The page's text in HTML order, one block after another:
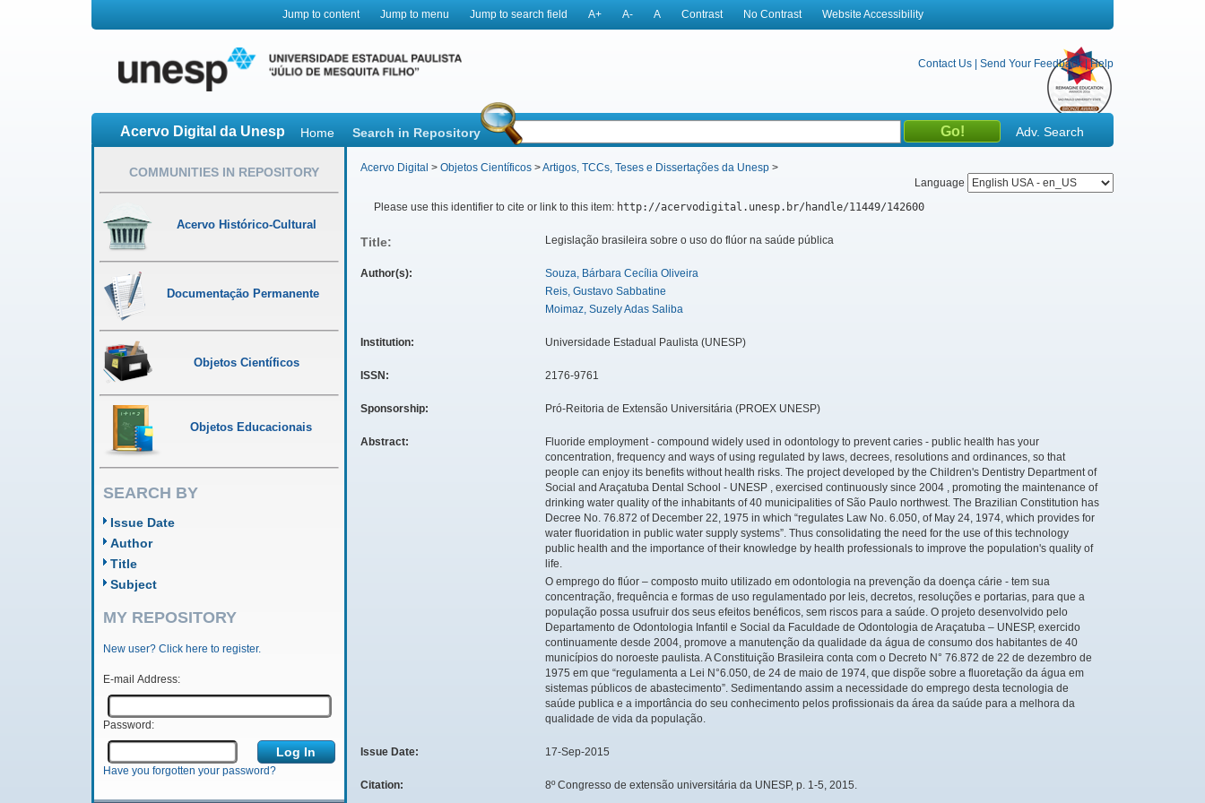
Jump to content Jump to menu Jump to search field A+ A- A Contrast No Contrast Website Accessibility
Contact Us Send Your Feedback |Help
Language
Acervo Digital da Unesp Home Search in Repository Adv. Search
COMMUNITIES IN REPOSITORY
Acervo Histórico-Cultural
Documentação Permanente
Objetos Científicos
Objetos Educacionais
SEARCH BY
Issue Date
Author
Title
Subject
MY REPOSITORY
New user? Click here to register.
E-mail Address:
Password:
Have you forgotten your password?
Acervo Digital > Objetos Científicos >Artigos, TCCs, Teses e Dissertações da Unesp >
Please use this identifier to cite or link to this item: http://acervodigital.unesp.br/handle/11449/142600
Title: Legislação brasileira sobre o uso do flúor na saúde pública
Author(s):
Souza, Bárbara Cecília Oliveira
Reis, Gustavo Sabbatine
Moimaz, Suzely Adas Saliba
Institution: Universidade Estadual Paulista (UNESP)
ISSN: 2176-9761
Sponsorship: Pró-Reitoria de Extensão Universitária (PROEX UNESP)
Abstract:
Fluoride employment - compound widely used in odontology to prevent caries - public health has your
concentration, frequency and ways of using regulated by laws, decrees, resolutions and ordinances, so that
people can enjoy its benefits without health risks. The project developed by the Children's Dentistry Department of
Social and Araçatuba Dental School - UNESP , exercised continuously since 2004 , promoting the maintenance of
drinking water quality of the inhabitants of 40 municipalities of São Paulo northwest. The Brazilian Constitution has
Decree No. 76.872 of December 22, 1975 in which “regulates Law No. 6.050, of May 24, 1974, which provides for
water fluoridation in public water supply systems”. Thus consolidating the need for the use of this technology
public health and the importance of their knowledge by health professionals to improve the population's quality of
life.
O emprego do flúor – composto muito utilizado em odontologia na prevenção da doença cárie - tem sua
concentração, frequência e formas de uso regulamentado por leis, decretos, resoluções e portarias, para que a
população possa usufruir dos seus efeitos benéficos, sem riscos para a saúde. O projeto desenvolvido pelo
Departamento de Odontologia Infantil e Social da Faculdade de Odontologia de Araçatuba – UNESP, exercido
continuamente desde 2004, promove a manutenção da qualidade da água de consumo dos habitantes de 40
municípios do noroeste paulista. A Constituição Brasileira conta com o Decreto N° 76.872 de 22 de dezembro de
1975 em que “regulamenta a Lei N°6.050, de 24 de maio de 1974, que dispõe sobre a fluoretação da água em
sistemas públicos de abastecimento”. Sedimentando assim a necessidade do emprego desta tecnologia de
saúde publica e a importância do seu conhecimento pelos profissionais da área da saúde para a melhora da
qualidade de vida da população.
Issue Date: 17-Sep-2015
Citation: 8º Congresso de extensão universitária da UNESP, p. 1-5, 2015.